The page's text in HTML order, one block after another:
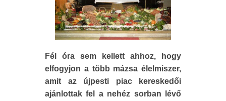
Fél óra sem kellett ahhoz, hogy
elfogyjon a több mázsa élelmiszer,
amit az újpesti piac kereskedői
ajánlottak fel a nehéz sorban lévő